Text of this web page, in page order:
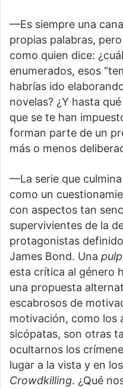
—Es siempre una
propias palabras,
como quien dice:
enumerados, esos
habrías ido
novelas? ¿Y hasta
que se te han
forman parte de un
más o menos
—La serie que culmina
como un
con aspectos tan
supervivientes de la
protagonistas
James Bond. Una
esta crítica al género
una propuesta
escabrosos de
motivación, como los
sicópatas, son otras
ocultarnos los
lugar a la vista y en
Crowdkilling. ¿Qué